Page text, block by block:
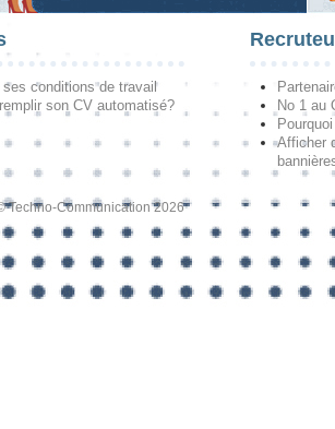
ses conditions de travail
son CV automatisé?
No 1 au
Afficher
Techno-Communication 2026